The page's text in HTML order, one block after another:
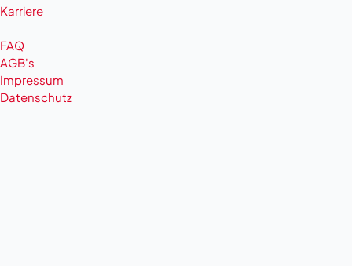
Karriere
FAQ
AGB's
Impressum
Datenschutz